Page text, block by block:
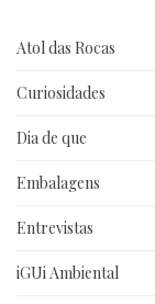
Atol das Rocas
Curiosidades
Dia de que
Embalagens
Entrevistas
iGUi Ambiental